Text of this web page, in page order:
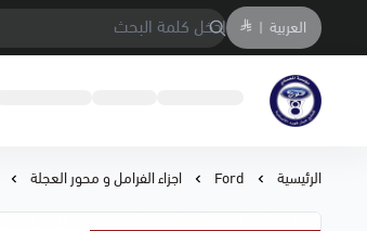
العربية |
متجر المحمادي لقطع السيارات
الرئيسية Ford اجزاء الفرامل و محور العجلة